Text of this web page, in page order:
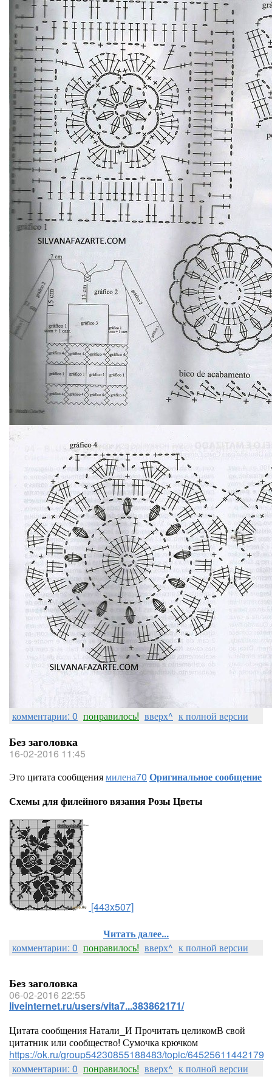
комментарии: 0 понравилось! вверх^ к полной версии
Без заголовка
16-02-2016 11:45
Это цитата сообщениямилена70 Оригинальное сообщение
Схемы для филейного вязания Розы Цветы
[443x507]
Читать далее...
комментарии: 0 понравилось! вверх^ к полной версии
Без заголовка
06-02-2016 22:55
liveinternet.ru/users/vita7...383862171/
Цитата сообщения Натали_И Прочитать целикомВ свой
цитатник или сообщество! Сумочка крючком
https://ok.ru/group54230855188483/topic/64525611442179
комментарии: 0 понравилось! вверх^ к полной версии